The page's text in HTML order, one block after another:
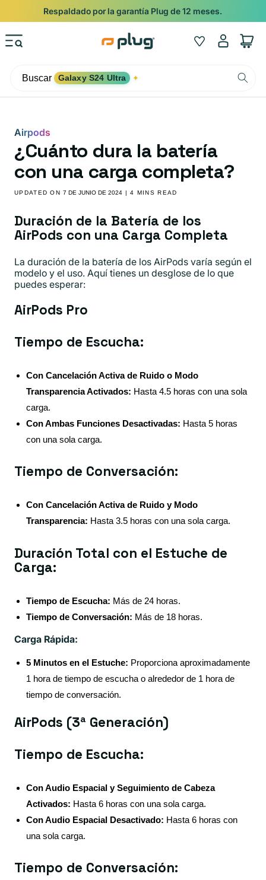
Ir al contenido
Respaldado por la garantía Plug de 12 meses.
Wishlist
Iniciar
sesión
Carrito
Buscar Galaxy S24 Ultra ✦
Airpods
¿Cuánto dura la batería
con una carga completa?
UPDATED ON7 DE JUNIO DE 2024 | 4 MINS READ
Duración de la Batería de los
AirPods con una Carga Completa
La duración de la batería de los AirPods varía según el
modelo y el uso. Aquí tienes un desglose de lo que
puedes esperar:
AirPods Pro
Tiempo de Escucha:
Con Cancelación Activa de Ruido o Modo
Transparencia Activados: Hasta 4.5 horas con una sola
carga.
Con Ambas Funciones Desactivadas: Hasta 5 horas
con una sola carga.
Tiempo de Conversación:
Con Cancelación Activa de Ruido y Modo
Transparencia: Hasta 3.5 horas con una sola carga.
Duración Total con el Estuche de
Carga:
Tiempo de Escucha: Más de 24 horas.
Tiempo de Conversación: Más de 18 horas.
Carga Rápida:
5 Minutos en el Estuche: Proporciona aproximadamente
1 hora de tiempo de escucha o alrededor de 1 hora de
tiempo de conversación.
AirPods (3ª Generación)
Tiempo de Escucha:
Con Audio Espacial y Seguimiento de Cabeza
Activados: Hasta 6 horas con una sola carga.
Con Audio Espacial Desactivado: Hasta 6 horas con
una sola carga.
Tiempo de Conversación: